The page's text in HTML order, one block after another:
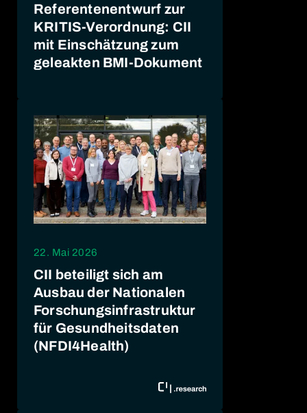
Referentenentwurf zur
KRITIS-Verordnung: CII
mit Einschätzung zum
geleakten BMI-Dokument
22. Mai 2026
CII beteiligt sich am
Ausbau der Nationalen
Forschungsinfrastruktur
für Gesundheitsdaten
(NFDI4Health)